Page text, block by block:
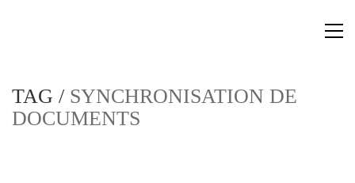
TAG / SYNCHRONISATION DE
DOCUMENTS